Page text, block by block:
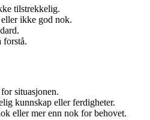
tilstrekkelig.
ikke god nok.
forstå.
situasjonen.
kunnskap eller ferdigheter.
eller mer enn nok for behovet.